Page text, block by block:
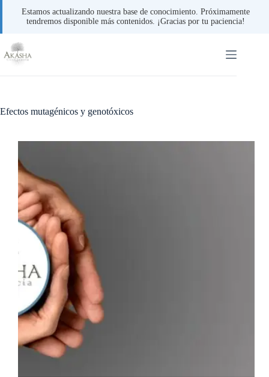
Estamos actualizando nuestra base de conocimiento. Próximamente
tendremos disponible más contenidos. ¡Gracias por tu paciencia!
contenido
Efectos mutagénicos y genotóxicos